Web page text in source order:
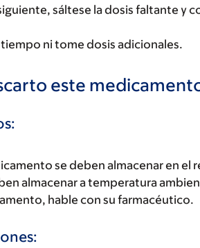
sáltese la dosis faltante y
ni tome dosis adicionales.
este
se deben almacenar en el
almacenar a temperatura
hable con su farmacéutico.